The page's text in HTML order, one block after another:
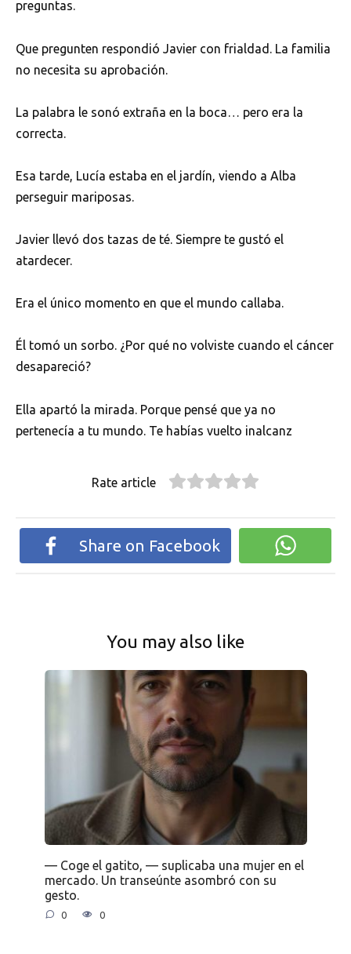
preguntas.
Que pregunten respondió Javier con frialdad. La familia
no necesita su aprobación.
La palabra le sonó extraña en la boca… pero era la
correcta.
Esa tarde, Lucía estaba en el jardín, viendo a Alba
perseguir mariposas.
Javier llevó dos tazas de té. Siempre te gustó el
atardecer.
Era el único momento en que el mundo callaba.
Él tomó un sorbo. ¿Por qué no volviste cuando el cáncer
desapareció?
Ella apartó la mirada. Porque pensé que ya no
pertenecía a tu mundo. Te habías vuelto inalcanz
Rate article
Share on Facebook
You may also like
— Coge el gatito, — suplicaba una mujer en el
mercado. Un transeúnte asombró con su
gesto.
0 0